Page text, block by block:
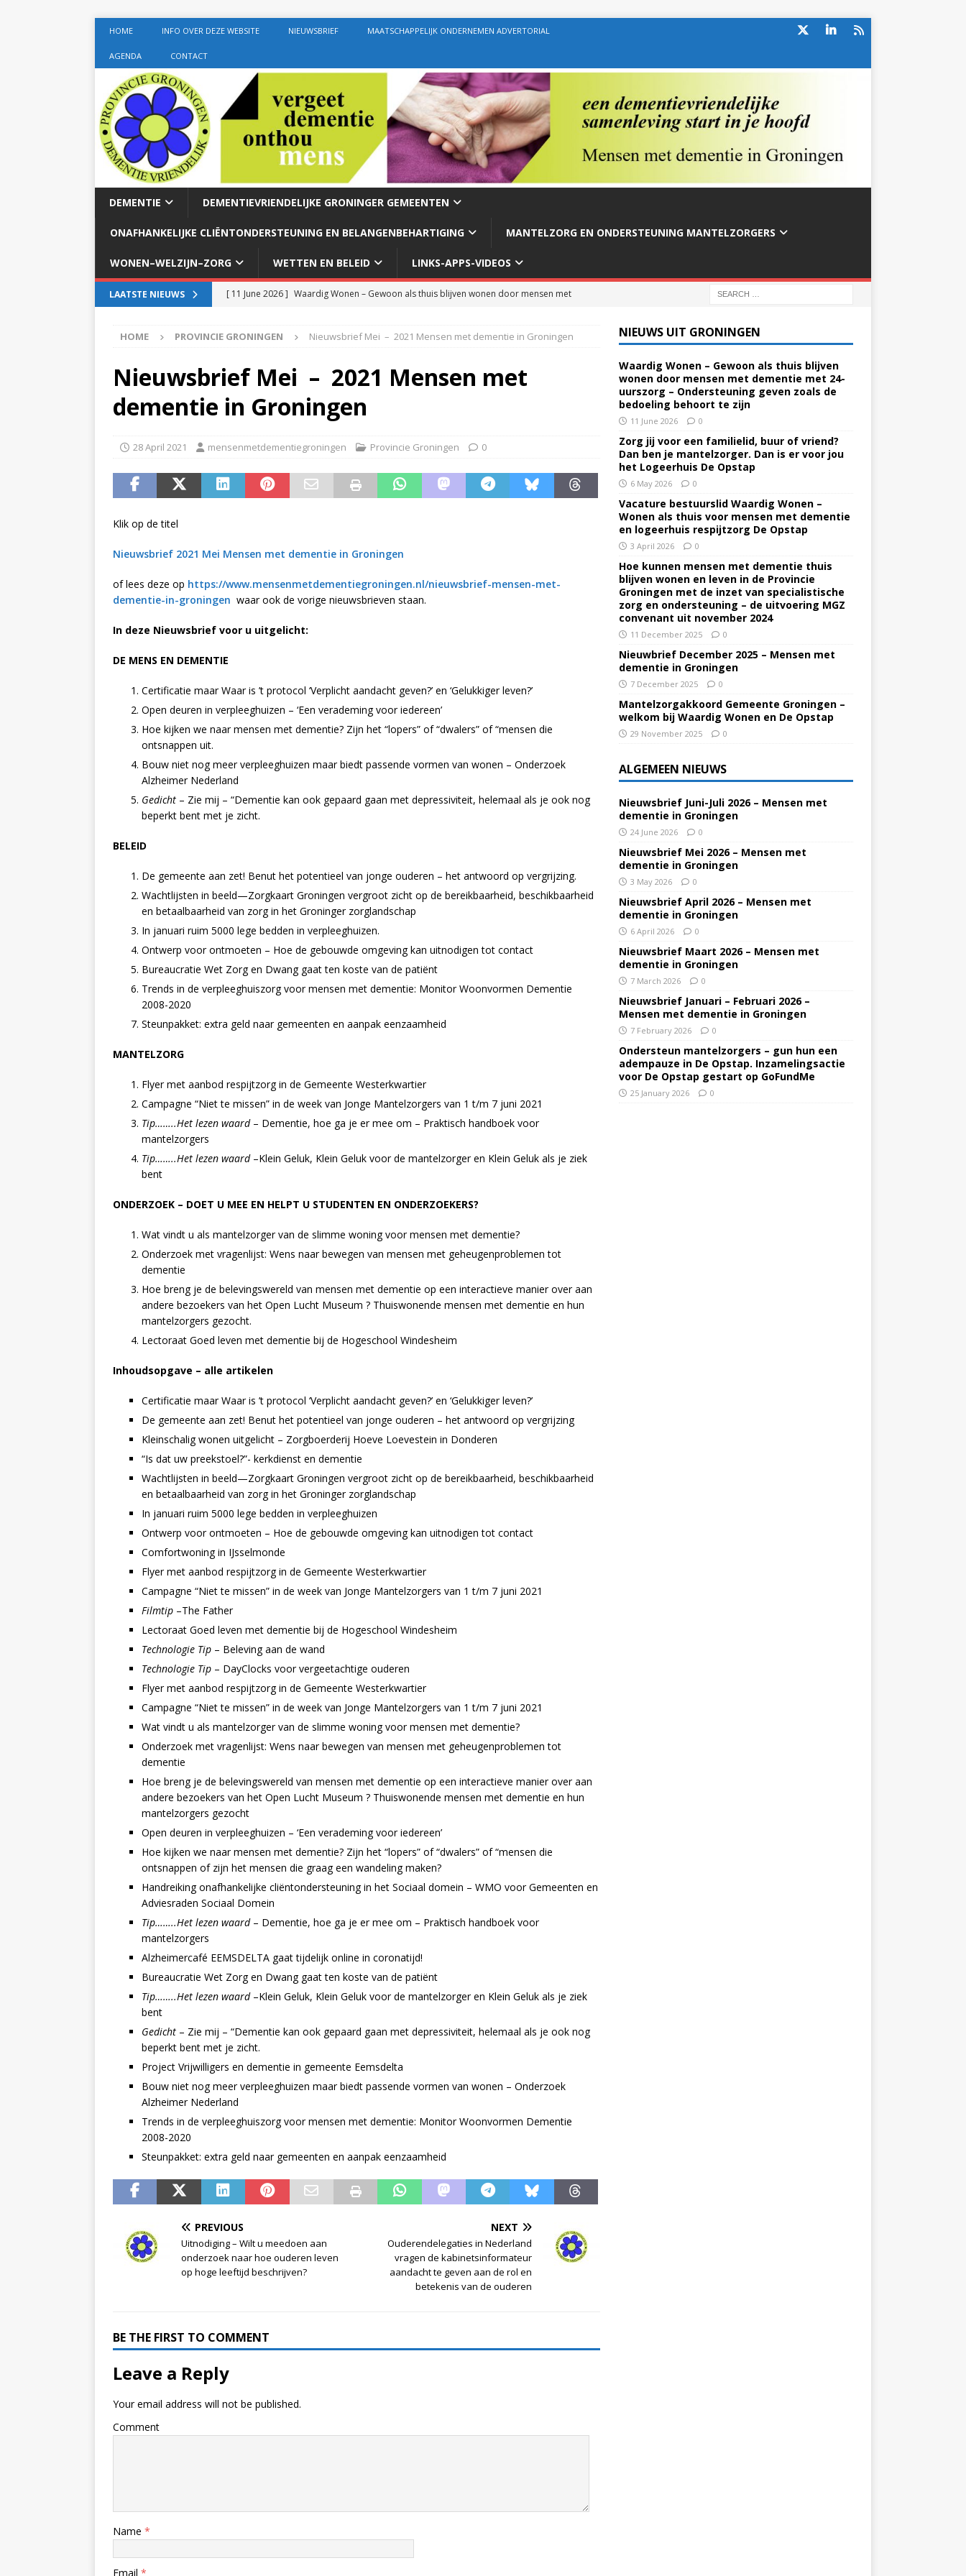
HOME INFO OVER DEZE WEBSITE NIEUWSBRIEF MAATSCHAPPELIJK ONDERNEMEN ADVERTORIAL
AGENDA CONTACT
DEMENTIE DEMENTIEVRIENDELIJKE GRONINGER GEMEENTEN
ONAFHANKELIJKE CLIËNTONDERSTEUNING EN BELANGENBEHARTIGING MANTELZORG EN ONDERSTEUNING MANTELZORGERS
WONEN–WELZIJN–ZORG WETTEN EN BELEID LINKS-APPS-VIDEOS
LAATSTE NIEUWS [ 11 June 2026 ] Waardig Wonen – Gewoon als thuis blijven wonen door mensen met
APPINGEDAM
[ 6 May 2026 ]
Zorg jij voor een familielid, buur of vriend? Dan ben je mantelzorger. Dan
[ 3 May 2026 ] Nieuwsbrief Mei 2026 – Mensen met dementie in Groningen
ALGEMEEN NIEUWS
HOME PROVINCIE GRONINGEN Nieuwsbrief Mei – 2021 Mensen met dementie in Groningen
Nieuwsbrief Mei – 2021 Mensen met
dementie in Groningen
28 April 2021 mensenmetdementiegroningen Provincie Groningen 0
Klik op de titel
Nieuwsbrief 2021 Mei Mensen met dementie in Groningen
of lees deze op https://www.mensenmetdementiegroningen.nl/nieuwsbrief-mensen-met-
dementie-in-groningen waar ook de vorige nieuwsbrieven staan.
In deze Nieuwsbrief voor u uitgelicht:
DE MENS EN DEMENTIE
Certificatie maar Waar is ’t protocol ‘Verplicht aandacht geven?’ en ‘Gelukkiger leven?’
Open deuren in verpleeghuizen – ‘Een verademing voor iedereen’
Hoe kijken we naar mensen met dementie? Zijn het “lopers” of “dwalers” of “mensen die
ontsnappen uit.
Bouw niet nog meer verpleeghuizen maar biedt passende vormen van wonen – Onderzoek
Alzheimer Nederland
Gedicht – Zie mij – “Dementie kan ook gepaard gaan met depressiviteit, helemaal als je ook nog
beperkt bent met je zicht.
BELEID
De gemeente aan zet! Benut het potentieel van jonge ouderen – het antwoord op vergrijzing.
Wachtlijsten in beeld—Zorgkaart Groningen vergroot zicht op de bereikbaarheid, beschikbaarheid
en betaalbaarheid van zorg in het Groninger zorglandschap
In januari ruim 5000 lege bedden in verpleeghuizen.
Ontwerp voor ontmoeten – Hoe de gebouwde omgeving kan uitnodigen tot contact
Bureaucratie Wet Zorg en Dwang gaat ten koste van de patiënt
Trends in de verpleeghuiszorg voor mensen met dementie: Monitor Woonvormen Dementie
2008-2020
Steunpakket: extra geld naar gemeenten en aanpak eenzaamheid
MANTELZORG
Flyer met aanbod respijtzorg in de Gemeente Westerkwartier
Campagne “Niet te missen” in de week van Jonge Mantelzorgers van 1 t/m 7 juni 2021
Tip……..Het lezen waard– Dementie, hoe ga je er mee om – Praktisch handboek voor
mantelzorgers
Tip……..Het lezen waard–Klein Geluk, Klein Geluk voor de mantelzorger en Klein Geluk als je ziek
bent
ONDERZOEK – DOET U MEE EN HELPT U STUDENTEN EN ONDERZOEKERS?
Wat vindt u als mantelzorger van de slimme woning voor mensen met dementie?
Onderzoek met vragenlijst: Wens naar bewegen van mensen met geheugenproblemen tot
dementie
Hoe breng je de belevingswereld van mensen met dementie op een interactieve manier over aan
andere bezoekers van het Open Lucht Museum ? Thuiswonende mensen met dementie en hun
mantelzorgers gezocht.
Lectoraat Goed leven met dementie bij de Hogeschool Windesheim
Inhoudsopgave – alle artikelen
Certificatie maar Waar is ’t protocol ‘Verplicht aandacht geven?’ en ‘Gelukkiger leven?’
De gemeente aan zet! Benut het potentieel van jonge ouderen – het antwoord op vergrijzing
Kleinschalig wonen uitgelicht – Zorgboerderij Hoeve Loevestein in Donderen
“Is dat uw preekstoel?”- kerkdienst en dementie
Wachtlijsten in beeld—Zorgkaart Groningen vergroot zicht op de bereikbaarheid, beschikbaarheid
en betaalbaarheid van zorg in het Groninger zorglandschap
In januari ruim 5000 lege bedden in verpleeghuizen
Ontwerp voor ontmoeten – Hoe de gebouwde omgeving kan uitnodigen tot contact
Comfortwoning in IJsselmonde
Flyer met aanbod respijtzorg in de Gemeente Westerkwartier
Campagne “Niet te missen” in de week van Jonge Mantelzorgers van 1 t/m 7 juni 2021
Filmtip –The Father
Lectoraat Goed leven met dementie bij de Hogeschool Windesheim
Technologie Tip – Beleving aan de wand
Technologie Tip – DayClocks voor vergeetachtige ouderen
Flyer met aanbod respijtzorg in de Gemeente Westerkwartier
Campagne “Niet te missen” in de week van Jonge Mantelzorgers van 1 t/m 7 juni 2021
Wat vindt u als mantelzorger van de slimme woning voor mensen met dementie?
Onderzoek met vragenlijst: Wens naar bewegen van mensen met geheugenproblemen tot
dementie
Hoe breng je de belevingswereld van mensen met dementie op een interactieve manier over aan
andere bezoekers van het Open Lucht Museum ? Thuiswonende mensen met dementie en hun
mantelzorgers gezocht
Open deuren in verpleeghuizen – ‘Een verademing voor iedereen’
Hoe kijken we naar mensen met dementie? Zijn het “lopers” of “dwalers” of “mensen die
ontsnappen of zijn het mensen die graag een wandeling maken?
Handreiking onafhankelijke cliëntondersteuning in het Sociaal domein – WMO voor Gemeenten en
Adviesraden Sociaal Domein
Tip……..Het lezen waard– Dementie, hoe ga je er mee om – Praktisch handboek voor
mantelzorgers
Alzheimercafé EEMSDELTA gaat tijdelijk online in coronatijd!
Bureaucratie Wet Zorg en Dwang gaat ten koste van de patiënt
Tip……..Het lezen waard–Klein Geluk, Klein Geluk voor de mantelzorger en Klein Geluk als je ziek
bent
Gedicht – Zie mij – “Dementie kan ook gepaard gaan met depressiviteit, helemaal als je ook nog
beperkt bent met je zicht.
Project Vrijwilligers en dementie in gemeente Eemsdelta
Bouw niet nog meer verpleeghuizen maar biedt passende vormen van wonen – Onderzoek
Alzheimer Nederland
Trends in de verpleeghuiszorg voor mensen met dementie: Monitor Woonvormen Dementie
2008-2020
Steunpakket: extra geld naar gemeenten en aanpak eenzaamheid
PREVIOUS
Uitnodiging – Wilt u meedoen aan
onderzoek naar hoe ouderen leven
op hoge leeftijd beschrijven?
NEXT
Ouderendelegaties in Nederland
vragen de kabinetsinformateur
aandacht te geven aan de rol en
betekenis van de ouderen
BE THE FIRST TO COMMENT
Leave a Reply
Your email address will not be published.
Comment
Name *
Email *
NIEUWS UIT GRONINGEN
Waardig Wonen – Gewoon als thuis blijven
wonen door mensen met dementie met 24-
uurszorg – Ondersteuning geven zoals de
bedoeling behoort te zijn
11 June 2026 0
Zorg jij voor een familielid, buur of vriend?
Dan ben je mantelzorger. Dan is er voor jou
het Logeerhuis De Opstap
6 May 2026 0
Vacature bestuurslid Waardig Wonen –
Wonen als thuis voor mensen met dementie
en logeerhuis respijtzorg De Opstap
3 April 2026 0
Hoe kunnen mensen met dementie thuis
blijven wonen en leven in de Provincie
Groningen met de inzet van specialistische
zorg en ondersteuning – de uitvoering MGZ
convenant uit november 2024
11 December 2025 0
Nieuwbrief December 2025 – Mensen met
dementie in Groningen
7 December 2025 0
Mantelzorgakkoord Gemeente Groningen –
welkom bij Waardig Wonen en De Opstap
29 November 2025 0
ALGEMEEN NIEUWS
Nieuwsbrief Juni-Juli 2026 – Mensen met
dementie in Groningen
24 June 2026 0
Nieuwsbrief Mei 2026 – Mensen met
dementie in Groningen
3 May 2026 0
Nieuwsbrief April 2026 – Mensen met
dementie in Groningen
6 April 2026 0
Nieuwsbrief Maart 2026 – Mensen met
dementie in Groningen
7 March 2026 0
Nieuwsbrief Januari – Februari 2026 –
Mensen met dementie in Groningen
7 February 2026 0
Ondersteun mantelzorgers – gun hun een
adempauze in De Opstap. Inzamelingsactie
voor De Opstap gestart op GoFundMe
25 January 2026 0